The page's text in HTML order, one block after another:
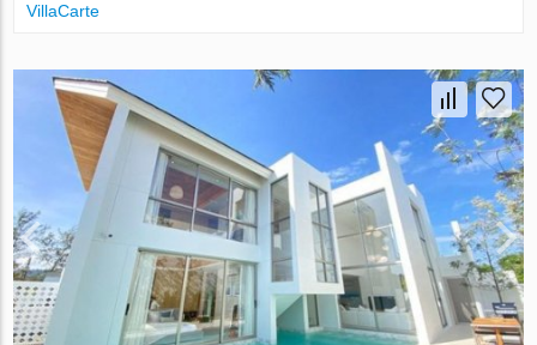
VillaСarte